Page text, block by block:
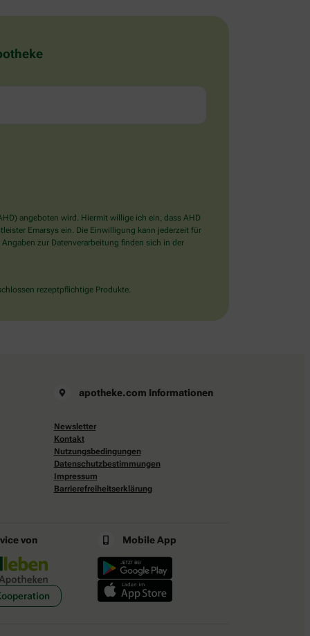
angeboten wird. Hiermit willige ich ein, dass AHD
Emarsys ein. Die Einwilligung kann jederzeit für
zur Datenverarbeitung finden sich in der
rezeptpflichtige Produkte.
apotheke.com Informationen
Newsletter
Kontakt
Nutzungsbedingungen
Datenschutzbestimmungen
Impressum
Barrierefreiheitserklärung
von Mobile App